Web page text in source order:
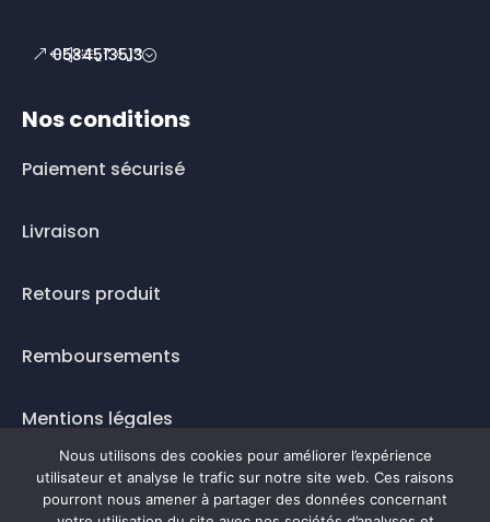
0534513513
Nos conditions
Paiement sécurisé
Livraison
Retours produit
Remboursements
Mentions légales
Questions fréquentes
Nous utilisons des cookies pour améliorer l’expérience
utilisateur et analyse le trafic sur notre site web. Ces raisons
pourront nous amener à partager des données concernant